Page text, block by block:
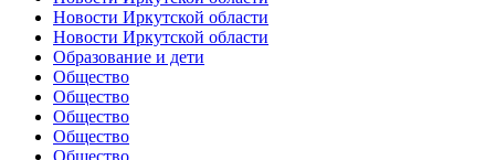
Новости Иркутской области
Новости Иркутской области
Образование и дети
Общество
Общество
Общество
Общество
Общество